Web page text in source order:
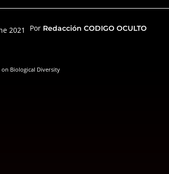
2021 Por Redacción CODIGO OCULTO
Biological Diversity